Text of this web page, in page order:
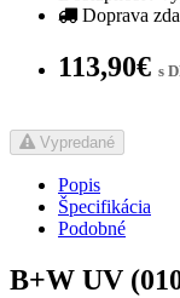
Doprava
113,90€ s
Vypredané
Popis
Špecifikácia
Podobné
B+W UV